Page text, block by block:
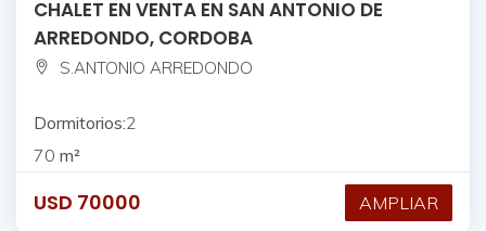
CHALET EN VENTA EN SAN ANTONIO DE
ARREDONDO, CORDOBA
S.ANTONIO ARREDONDO
Dormitorios:2
70 m²
USD 70000 AMPLIAR